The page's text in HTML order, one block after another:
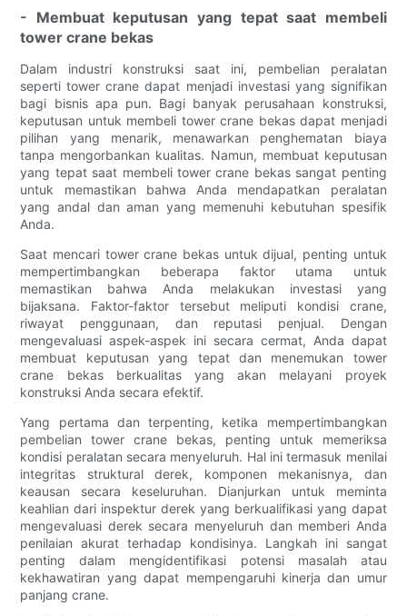
- Membuat keputusan yang tepat saat membeli
tower crane bekas
Dalam industri konstruksi saat ini, pembelian peralatan
seperti tower crane dapat menjadi investasi yang signifikan
bagi bisnis apa pun. Bagi banyak perusahaan konstruksi,
keputusan untuk membeli tower crane bekas dapat menjadi
pilihan yang menarik, menawarkan penghematan biaya
tanpa mengorbankan kualitas. Namun, membuat keputusan
yang tepat saat membeli tower crane bekas sangat penting
untuk memastikan bahwa Anda mendapatkan peralatan
yang andal dan aman yang memenuhi kebutuhan spesifik
Anda.
Saat mencari tower crane bekas untuk dijual, penting untuk
mempertimbangkan beberapa faktor utama untuk
memastikan bahwa Anda melakukan investasi yang
bijaksana. Faktor-faktor tersebut meliputi kondisi crane,
riwayat penggunaan, dan reputasi penjual. Dengan
mengevaluasi aspek-aspek ini secara cermat, Anda dapat
membuat keputusan yang tepat dan menemukan tower
crane bekas berkualitas yang akan melayani proyek
konstruksi Anda secara efektif.
Yang pertama dan terpenting, ketika mempertimbangkan
pembelian tower crane bekas, penting untuk memeriksa
kondisi peralatan secara menyeluruh. Hal ini termasuk menilai
integritas struktural derek, komponen mekanisnya, dan
keausan secara keseluruhan. Dianjurkan untuk meminta
keahlian dari inspektur derek yang berkualifikasi yang dapat
mengevaluasi derek secara menyeluruh dan memberi Anda
penilaian akurat terhadap kondisinya. Langkah ini sangat
penting dalam mengidentifikasi potensi masalah atau
kekhawatiran yang dapat mempengaruhi kinerja dan umur
panjang crane.